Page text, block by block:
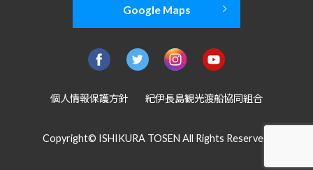
Google Maps
個人情報保護方針 紀伊長島観光渡船協同組合
Copyright© ISHIKURA TOSEN All Rights Reserved.